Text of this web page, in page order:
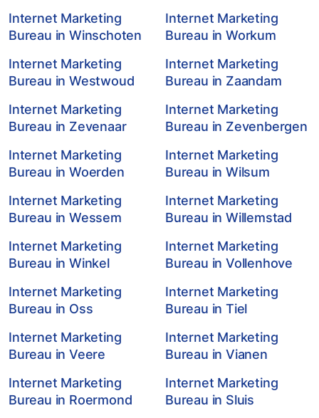
Internet Marketing
Bureau in Winschoten
Internet Marketing
Bureau in Workum
Internet Marketing
Bureau in Westwoud
Internet Marketing
Bureau in Zaandam
Internet Marketing
Bureau in Zevenaar
Internet Marketing
Bureau in Zevenbergen
Internet Marketing
Bureau in Woerden
Internet Marketing
Bureau in Wilsum
Internet Marketing
Bureau in Wessem
Internet Marketing
Bureau in Willemstad
Internet Marketing
Bureau in Winkel
Internet Marketing
Bureau in Vollenhove
Internet Marketing
Bureau in Oss
Internet Marketing
Bureau in Tiel
Internet Marketing
Bureau in Veere
Internet Marketing
Bureau in Vianen
Internet Marketing
Bureau in Roermond
Internet Marketing
Bureau in Sluis